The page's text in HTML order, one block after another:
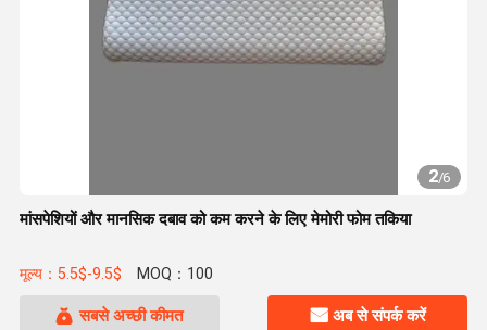
2/6
मांसपेशियों और मानसिक दबाव को कम करने के लिए मेमोरी फोम तकिया
मूल्य：5.5$-9.5$ MOQ：100
सबसे अच्छी कीमत अब से संपर्क करें